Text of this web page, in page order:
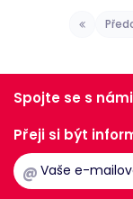
Spojte se s námi
Přeji si být
@